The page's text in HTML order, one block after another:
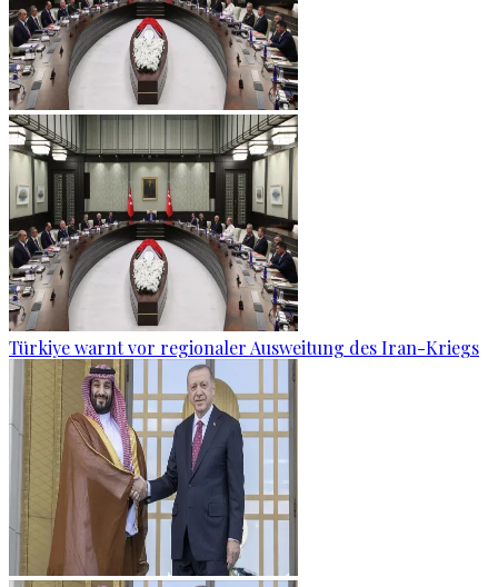
Türkiye warnt vor regionaler Ausweitung des Iran-Kriegs